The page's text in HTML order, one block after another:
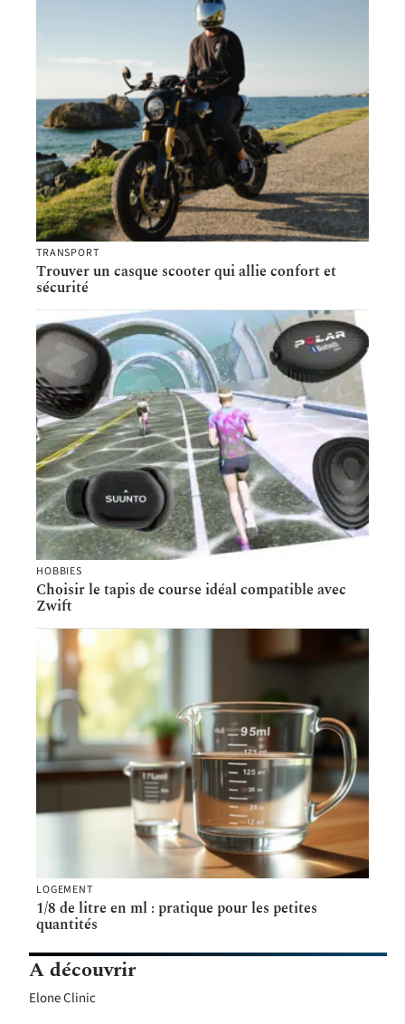
TRANSPORT
Trouver un casque scooter qui allie confort et
sécurité
HOBBIES
Choisir le tapis de course idéal compatible avec
Zwift
LOGEMENT
1/8 de litre en ml : pratique pour les petites
quantités
A découvrir
Elone Clinic